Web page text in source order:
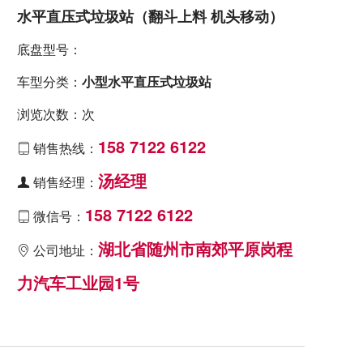
水平直压式垃圾站（翻斗上料 机头移动）
底盘型号：
车型分类： 小型水平直压式垃圾站
浏览次数：次
 销售热线： 158 7122 6122
 销售经理： 汤经理
 微信号： 158 7122 6122
 公司地址： 湖北省随州市南郊平原岗程
力汽车工业园1号